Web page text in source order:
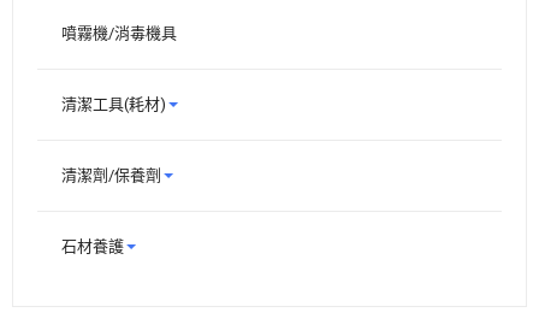
噴霧機/消毒機具
清潔工具(耗材)
清潔劑/保養劑
石材養護